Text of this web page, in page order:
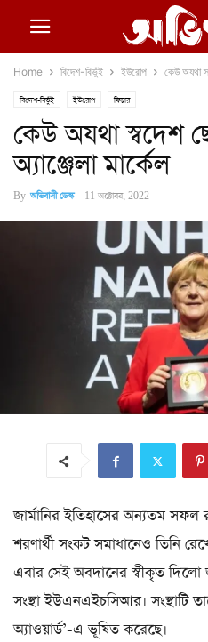
Home বিদেশ-বিভুঁই ইউরোপ কেউ অযথা
বিদেশ-বিভুঁই ইউরোপ ফিচার
কেউ অযথা স্বদেশ
অ্যাঞ্জেলা মার্কেল
By অভিবাসী ডেস্ক - 11 অক্টোবর, 2022
জার্মানির ইতিহাসের অন্যতম সফল
শরণার্থী সংকট সমাধানেও তিনি
এবার সেই অবদানের স্বীকৃত দিলো
সংস্থা ইউএনএইচসিআর। সংস্থাটি
অ্যাওয়ার্ড’-এ ভূষিত করেছে।